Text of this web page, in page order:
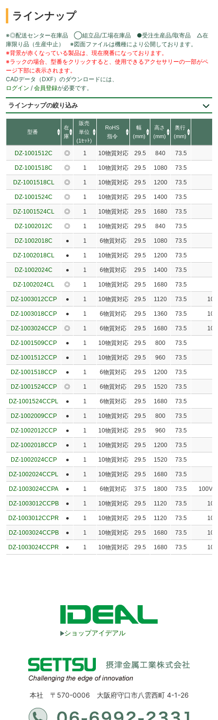
ラインナップ
※◎配送センター在庫品 ◯組立品/工場在庫品 ●受注生産品/取寄品 △在
庫限り品（生産中止） ※図面ファイルは機種により公開しております。
※背景が赤くなっている製品は、現在廃番になっております。
※ラックの場合、型番をクリックすると、使用できるアクセサリーの一部がペ
ージ下部に表示されます。
CADデータ（DXF）のダウンロードには、
ログイン / 会員登録が必要です。
ラインナップの絞り込み
型番
在
庫
販売
単位
(1ｾｯﾄ)
RoHS
指令
幅
(mm)
高さ
(mm)
奥行
(mm)
DZ-1001512C ◎ 1 10物質対応 29.5 840 73.5
DZ-1001518C ◎ 1 10物質対応 29.5 1080 73.5
DZ-1001518CL ◎ 1 10物質対応 29.5 1200 73.5
DZ-1001524C ◎ 1 10物質対応 29.5 1400 73.5
DZ-1001524CL ◎ 1 10物質対応 29.5 1680 73.5
DZ-1002012C ◎ 1 10物質対応 29.5 840 73.5
DZ-1002018C ● 1 6物質対応 29.5 1080 73.5
DZ-1002018CL ● 1 10物質対応 29.5 1200 73.5
DZ-1002024C ● 1 6物質対応 29.5 1400 73.5
DZ-1002024CL ◎ 1 10物質対応 29.5 1680 73.5
DZ-1003012CCP ● 1 10物質対応 29.5 1120 73.5
DZ-1003018CCP ● 1 6物質対応 29.5 1360 73.5
DZ-1003024CCP ◎ 1 6物質対応 29.5 1680 73.5
DZ-1001509CCP ● 1 10物質対応 29.5 800 73.5
DZ-1001512CCP ● 1 10物質対応 29.5 960 73.5
DZ-1001518CCP ● 1 6物質対応 29.5 1200 73.5
DZ-1001524CCP ◎ 1 6物質対応 29.5 1520 73.5
DZ-1001524CCPL ● 1 6物質対応 29.5 1680 73.5
DZ-1002009CCP ● 1 10物質対応 29.5 800 73.5
DZ-1002012CCP ● 1 10物質対応 29.5 960 73.5
DZ-1002018CCP ● 1 10物質対応 29.5 1200 73.5
DZ-1002024CCP ● 1 10物質対応 29.5 1520 73.5
DZ-1002024CCPL ● 1 10物質対応 29.5 1680 73.5
DZ-1003024CCPA ● 1 6物質対応 37.5 1800 73.5 100V
DZ-1003012CCPB ● 1 10物質対応 29.5 1120 73.5
DZ-1003012CCPR ● 1 10物質対応 29.5 1120 73.5
DZ-1003024CCPB ● 1 10物質対応 29.5 1680 73.5
DZ-1003024CCPR ● 1 10物質対応 29.5 1680 73.5
ショップアイデアル
本社 〒570-0006 大阪府守口市八雲西町 4-1-26